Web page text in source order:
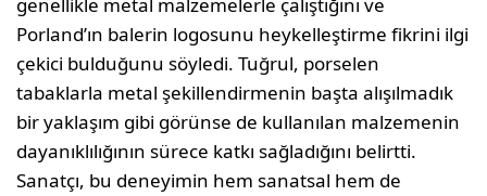
Porland’ın balerin logosunu heykelleştirme fikrini ilgi
çekici bulduğunu söyledi. Tuğrul, porselen
tabaklarla metal şekillendirmenin başta alışılmadık
bir yaklaşım gibi görünse de kullanılan malzemenin
dayanıklılığının sürece katkı sağladığını belirtti.
Sanatçı, bu deneyimin hem sanatsal hem de